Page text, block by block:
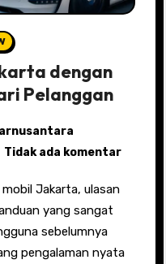
dengan
Pelanggan
Tidak ada komentar
yang sangat
sebelumnya
pengalaman nyata